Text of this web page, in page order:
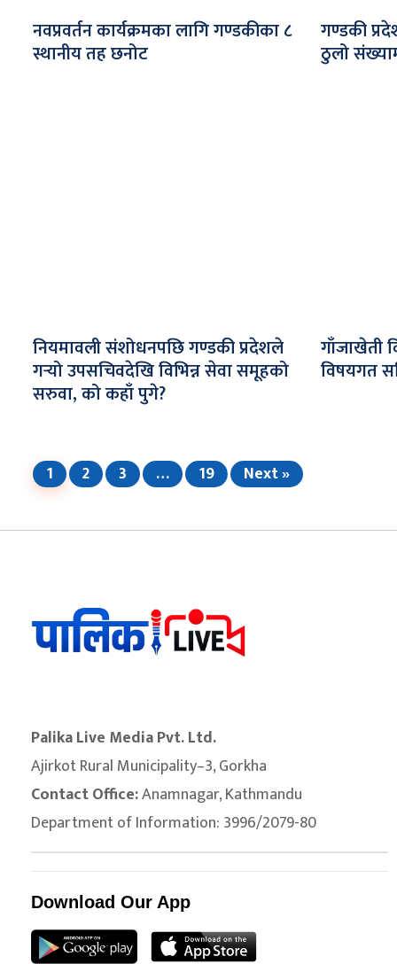
नवप्रवर्तन कार्यक्रमका लागि गण्डकीका ८
स्थानीय तह छनोट
गण्डकी
ठुलो
नियमावली संशोधनपछि गण्डकी प्रदेशले
गर्‍यो उपसचिवदेखि विभिन्न सेवा समूहको
सरुवा, को कहाँ पुगे?
गाँजाखेती
विषयगत
1 2 3 … 19 Next »
Palika Live Media Pvt. Ltd.
Ajirkot Rural Municipality–3, Gorkha
Contact Office:Anamnagar, Kathmandu
Department of Information: 3996/2079-80
Download Our App